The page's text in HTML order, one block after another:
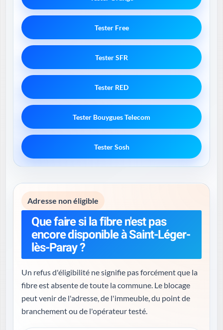
Tester Free
Tester SFR
Tester RED
Tester Bouygues Telecom
Tester Sosh
Adresse non éligible
Que faire si la fibre n'est pas
encore disponible à Saint-Léger-
lès-Paray ?
Un refus d'éligibilité ne signifie pas forcément que la
fibre est absente de toute la commune. Le blocage
peut venir de l'adresse, de l'immeuble, du point de
branchement ou de l'opérateur testé.